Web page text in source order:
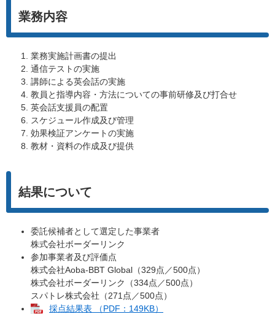
業務内容
業務実施計画書の提出
通信テストの実施
講師による英会話の実施
教員と指導内容・方法についての事前研修及び打合せ
英会話支援員の配置
スケジュール作成及び管理
効果検証アンケートの実施
教材・資料の作成及び提供
結果について
委託候補者として選定した事業者
株式会社ボーダーリンク
参加事業者及び評価点
株式会社Aoba-BBT Global（329点／500点）
株式会社ボーダーリンク（334点／500点）
スパトレ株式会社（271点／500点）
採点結果表 （PDF：149KB）